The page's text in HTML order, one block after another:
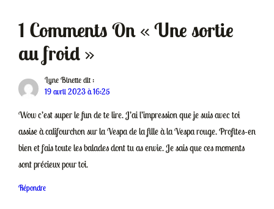
1 Comments On « Une sortie
au froid »
Lyne Binettedit :
19 avril 2023 à 16:25
Wow c’est super le fun de te lire. J’ai l’impression que je suis avec toi
assise à califourchon sur la Vespa de la fille à la Vespa rouge. Profites-en
bien et fais toute les balades dont tu as envie. Je sais que ces moments
sont précieux pour toi.
Répondre